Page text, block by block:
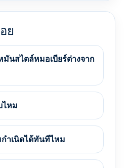
ย
มันสไตล์หมอเบียร์ต่างจาก
ไหม
ำเนิดได้ทันทีไหม